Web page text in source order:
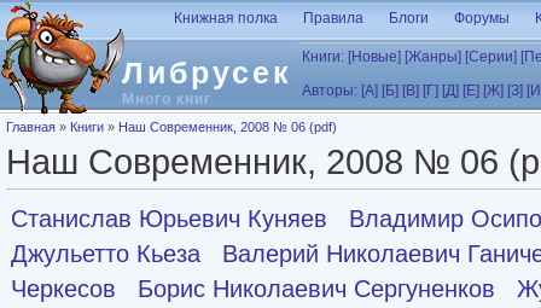
Перейти к основному содержанию
Либрусек
Много книг
Книжная полка Правила Блоги Форумы
Книги: [Новые] [Жанры] [Серии]
Авторы: [А] [Б] [В] [Г] [Д] [Е] [Ж] [З]
Вы здесь
Главная » Книги » Наш Современник, 2008 № 06 (pdf)
Наш Современник, 2008 № 06
Станислав Юрьевич Куняев
Владимир
Джульетто Кьеза
Валерий Николаевич
Черкесов
Борис Николаевич Сергуненков